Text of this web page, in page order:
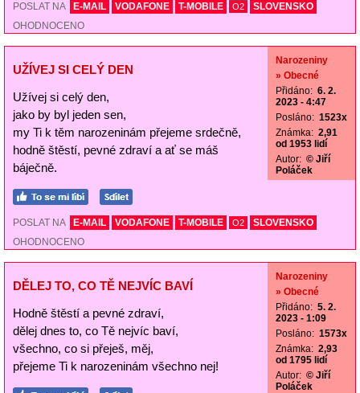
POSLAT NA E-MAIL VODAFONE T-MOBILE O2
SLOVENSKO
OHODNOCENO
UŽÍVEJ SI CELÝ DEN
Užívej si celý den,
jako by byl jeden sen,
my Ti k těm narozeninám přejeme srdečně,
hodně štěstí, pevné zdraví a ať se máš
báječně.
Narozeniny
» Obecné
Přidáno: 6. 2.
2023 - 4:47
Posláno: 1523x
Známka: 2,91
od 1953 lidí
Autor: © Jiří
Poláček
POSLAT NA E-MAIL VODAFONE T-MOBILE O2
SLOVENSKO
OHODNOCENO
DĚLEJ TO, CO TĚ NEJVÍC BAVÍ
Hodně štěstí a pevné zdraví,
dělej dnes to, co Tě nejvíc baví,
všechno, co si přeješ, měj,
přejeme Ti k narozeninám všechno nej!
Narozeniny
» Obecné
Přidáno: 5. 2.
2023 - 1:09
Posláno: 1573x
Známka: 2,93
od 1795 lidí
Autor: © Jiří
Poláček